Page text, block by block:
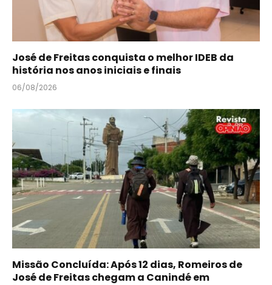
José de Freitas conquista o melhor IDEB da
história nos anos iniciais e finais
06/08/2026
Missão Concluída: Após 12 dias, Romeiros de
José de Freitas chegam a Canindé em